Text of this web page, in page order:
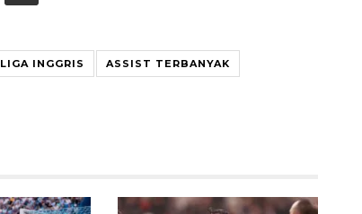
LIGA INGGRIS ASSIST TERBANYAK